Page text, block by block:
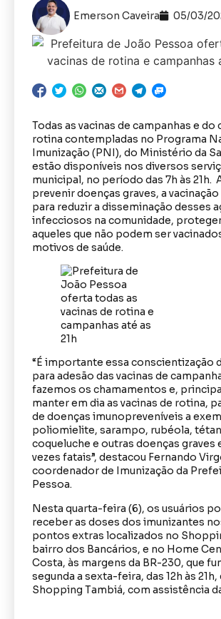
Emerson Caveira 05/03/
Todas as vacinas de campanhas e do
rotina contempladas no Programa
Imunização (PNI), do Ministério da
estão disponíveis nos diversos
municipal, no período das 7h às 21h.
prevenir doenças graves, a
para reduzir a disseminação desses
infecciosos na comunidade,
aqueles que não podem ser
motivos de saúde.
“É importante essa conscientização
para adesão das vacinas de
fazemos os chamamentos e,
manter em dia as vacinas de rotina,
de doenças imunopreveníveis a
poliomielite, sarampo, rubéola,
coqueluche e outras doenças graves
vezes fatais”, destacou Fernando
coordenador de Imunização da
Pessoa.
Nesta quarta-feira (6), os usuários
receber as doses dos imunizantes
pontos extras localizados no
bairro dos Bancários, e no Home
Costa, às margens da BR-230, que
segunda a sexta-feira, das 12h às 21h,
Shopping Tambiá, com assistência